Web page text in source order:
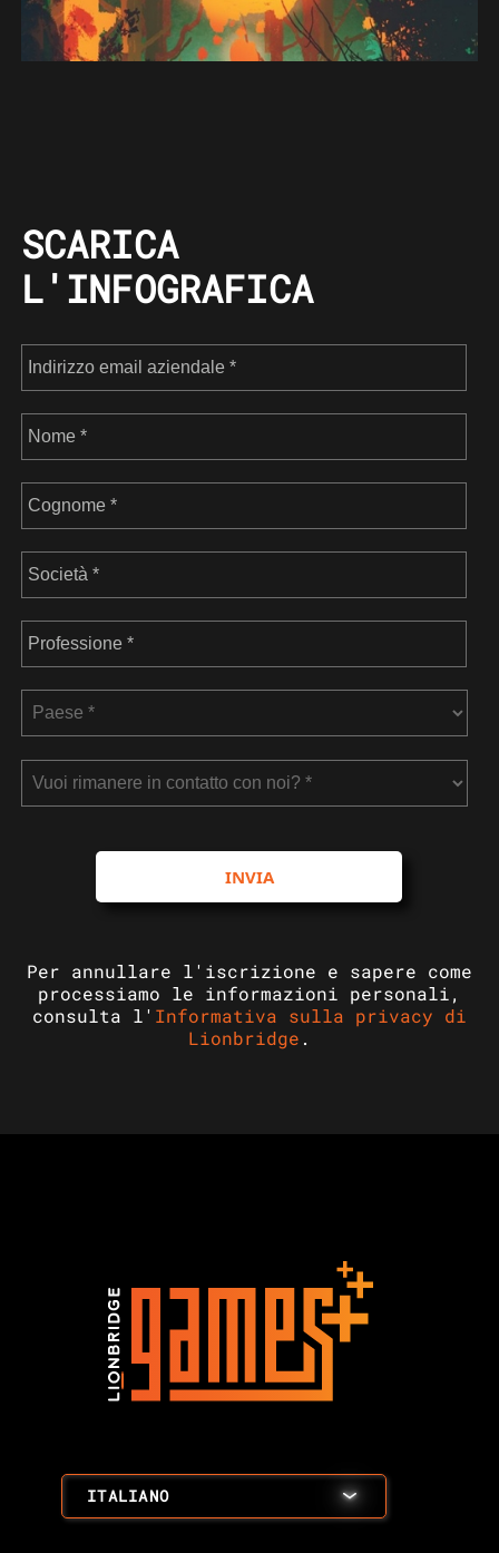
SCARICA
L'INFOGRAFICA
INVIA
Per annullare l'iscrizione e sapere come
processiamo le informazioni personali,
consulta l' Informativa sulla privacy di
Lionbridge .
ITALIANO